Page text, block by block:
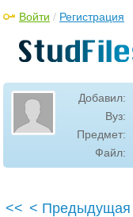
Войти / Регистрация
Добавил:
Вуз:
Предмет:
Файл:
<< < Предыдущая